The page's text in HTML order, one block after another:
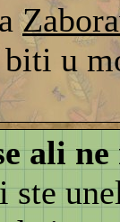
u
ali
ste